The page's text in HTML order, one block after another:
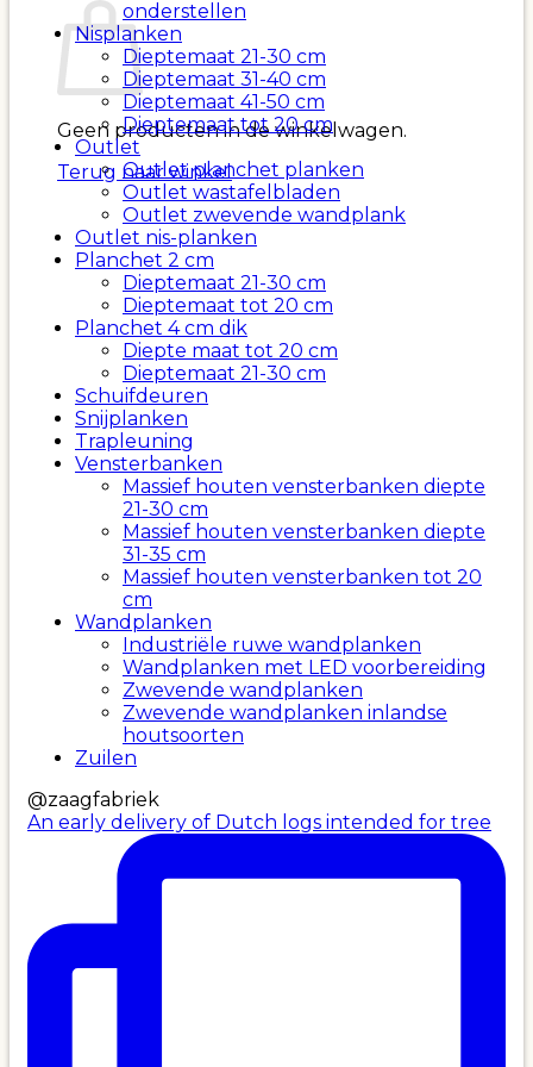
Geen producten in de winkelwagen.
Terug naar winkel
onderstellen
Nisplanken
Dieptemaat 21-30 cm
Dieptemaat 31-40 cm
Dieptemaat 41-50 cm
Dieptemaat tot 20 cm
Outlet
Outlet planchet planken
Outlet wastafelbladen
Outlet zwevende wandplank
Outlet nis-planken
Planchet 2 cm
Dieptemaat 21-30 cm
Dieptemaat tot 20 cm
Planchet 4 cm dik
Diepte maat tot 20 cm
Dieptemaat 21-30 cm
Schuifdeuren
Snijplanken
Trapleuning
Vensterbanken
Massief houten vensterbanken diepte
21-30 cm
Massief houten vensterbanken diepte
31-35 cm
Massief houten vensterbanken tot 20
cm
Wandplanken
Industriële ruwe wandplanken
Wandplanken met LED voorbereiding
Zwevende wandplanken
Zwevende wandplanken inlandse
houtsoorten
Zuilen
@zaagfabriek
An early delivery of Dutch logs intended for tree